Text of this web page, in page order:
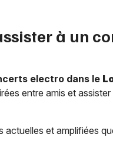
à un
electro dans le
entre amis et
actuelles et amplifiées